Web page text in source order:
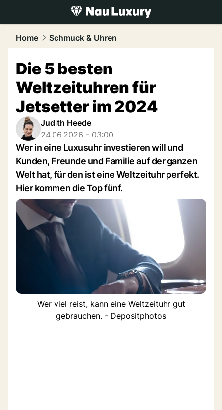
luxury.NAU.ch
Home Schmuck & Uhren
Die 5 besten
Weltzeituhren für
Jetsetter im 2024
Judith Heede
24.06.2026 - 03:00
Wer in eine Luxusuhr investieren will und
Kunden, Freunde und Familie auf der ganzen
Welt hat, für den ist eine Weltzeituhr perfekt.
Hier kommen die Top fünf.
Wer viel reist, kann eine Weltzeituhr gut
gebrauchen. - Depositphotos